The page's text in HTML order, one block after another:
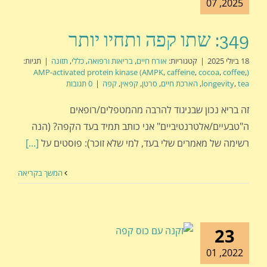
2025, 07
349: שתו קפה ותחיו יותר
18 ביולי 2025 | קטגוריות: אורח חיים, בריאות ורפואה, כללי, תזונה | תגיות:
(AMP-activated protein kinase (AMPK
,caffeine,cocoa,coffee,
longevity,tea
, הארכת חיים, סרטן, קפאין, קפה | 0 תגובות
זה בריא נכון שבניגוד להרבה מהמטפלים/רופאים
ה"טבעיים/אלטרנטיביים" אני כותב תמיד בעד הקפה? (הנה
רשימה של מאמרים שלי בעד, למי שלא זוכר): פוסטים על [...]
המשך בקריאה
23
2022, 01